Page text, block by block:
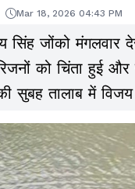
Mar 18, 2026 04:43 PM
सिंह जोंको
को चिंता हुई
की सुबह तालाब में